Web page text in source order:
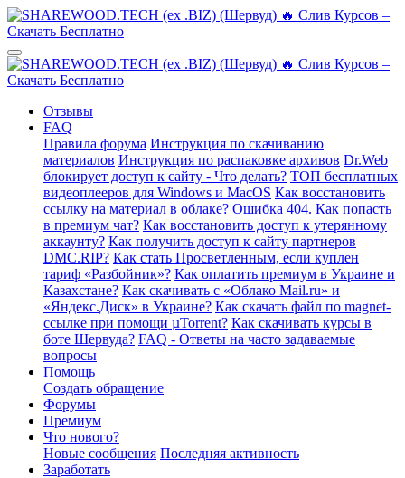
Отзывы
FAQ
Правила форума Инструкция по скачиванию
материалов Инструкция по распаковке архивов Dr.Web
блокирует доступ к сайту - Что делать? ТОП бесплатных
видеоплееров для Windows и MacOS Как восстановить
ссылку на материал в облаке? Ошибка 404. Как попасть
в премиум чат? Как восстановить доступ к утерянному
аккаунту? Как получить доступ к сайту партнеров
DMC.RIP? Как стать Просветленным, если куплен
тариф «Разбойник»? Как оплатить премиум в Украине и
Казахстане? Как скачивать с «Облако Mail.ru» и
«Яндекс.Диск» в Украине? Как скачать файл по magnet-
ссылке при помощи µTorrent? Как скачивать курсы в
боте Шервуда? FAQ - Ответы на часто задаваемые
вопросы
Помощь
Создать обращение
Форумы
Премиум
Что нового?
Новые сообщения Последняя активность
Заработать